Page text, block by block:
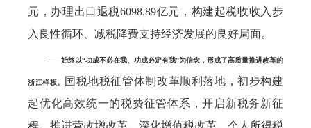
元，办理出口退税6098.89亿元，构建起税收收入步
入良性循环、减税降费支持经济发展的良好局面。
——始终以“功成不必在我、功成必定有我”为信念，形成了高质量推进改革的
浙江样板。
国税地税征管体制改革顺利落地，初步构建
起优化高效统一的税费征管体系，开启新税务新征
程。推进营改增改革、深化增值税改革、个人所得税